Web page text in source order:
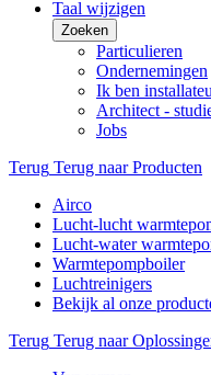
Taal wijzigen
Zoeken
Particulieren
Ondernemingen
Ik ben
Architect -
Jobs
Terug Terug naar Producten
Airco
Lucht-lucht
Lucht-water
Warmtepompboiler
Luchtreinigers
Bekijk al onze
Terug Terug naar